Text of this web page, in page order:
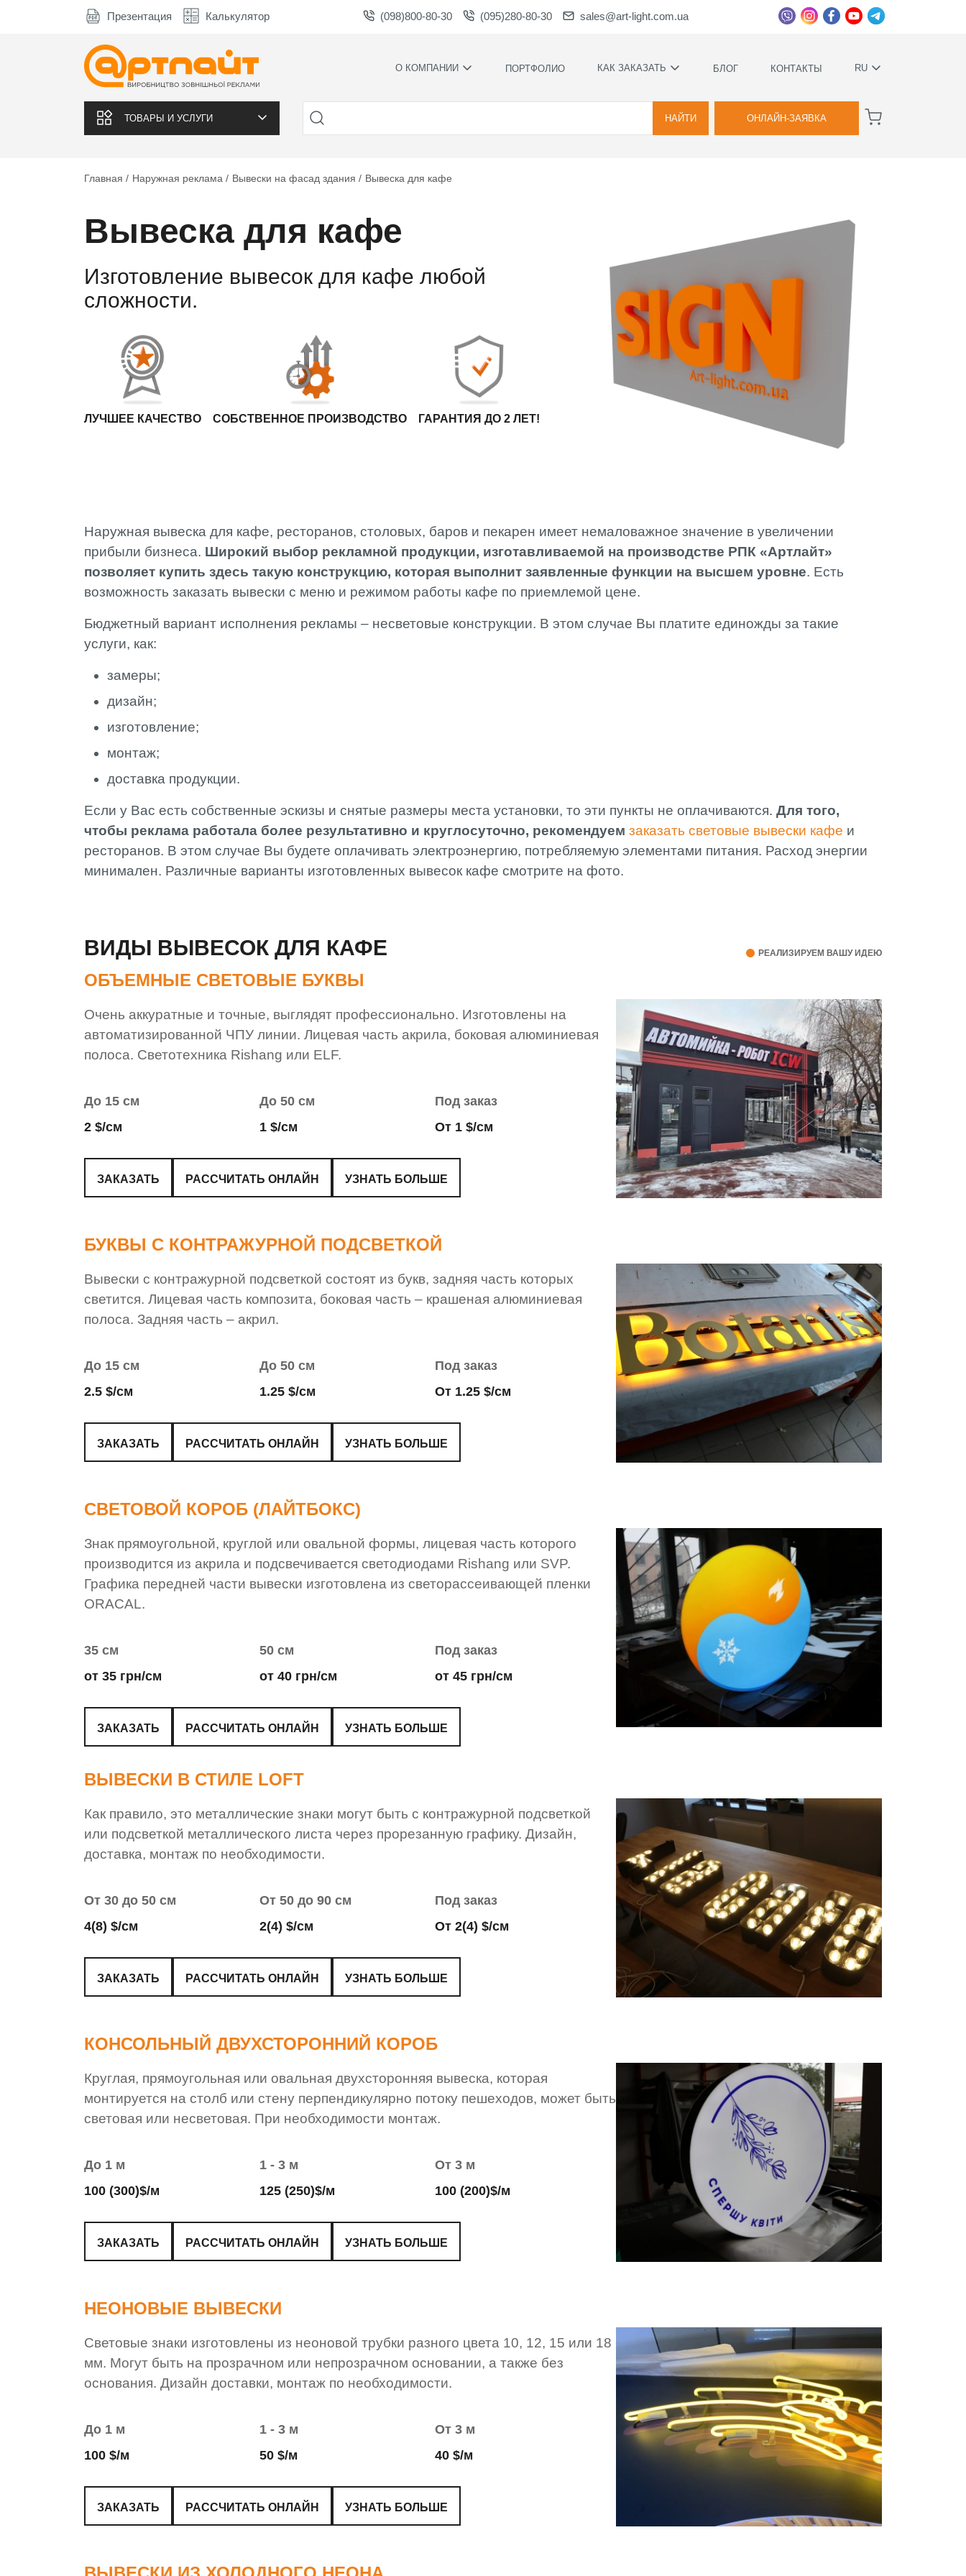
Презентация Калькулятор (098)800-80-30 (095)280-80-30 sales@art-light.com.ua
О КОМПАНИИ
БЛАГОДАРНОСТИ
ЗАГРУЗКИ
ПОРТФОЛИО КАК ЗАКАЗАТЬ
НАШИ
ГАРАНТИИ
МОНТАЖ СВОИМИ
СИЛАМИ
СПЕЦИАЛИСТАМИ
ОПЛАТА И
БЛОГ КОНТАКТЫ RU
РУССКИЙ
ТОВАРЫ И УСЛУГИ НАЙТИ ОНЛАЙН-ЗАЯВКА
Главная Наружная реклама Вывески на фасад здания Вывеска для кафе
Вывеска для кафе
Изготовление вывесок для кафе любой
сложности.
ЛУЧШЕЕ КАЧЕСТВО СОБСТВЕННОЕ ПРОИЗВОДСТВО ГАРАНТИЯ ДО 2 ЛЕТ!
Наружная вывеска для кафе, ресторанов, столовых, баров и пекарен имеет немаловажное значение в увеличении
прибыли бизнеса. Широкий выбор рекламной продукции, изготавливаемой на производстве РПК «Артлайт»
позволяет купить здесь такую конструкцию, которая выполнит заявленные функции на высшем уровне. Есть
возможность заказать вывески с меню и режимом работы кафе по приемлемой цене.
Бюджетный вариант исполнения рекламы – несветовые конструкции. В этом случае Вы платите единожды за такие
услуги, как:
замеры;
дизайн;
изготовление;
монтаж;
доставка продукции.
Если у Вас есть собственные эскизы и снятые размеры места установки, то эти пункты не оплачиваются. Для того,
чтобы реклама работала более результативно и круглосуточно, рекомендуем заказать световые вывески кафе и
ресторанов. В этом случае Вы будете оплачивать электроэнергию, потребляемую элементами питания. Расход энергии
минимален. Различные варианты изготовленных вывесок кафе смотрите на фото.
ВИДЫ ВЫВЕСОК ДЛЯ КАФЕ РЕАЛИЗИРУЕМ ВАШУ ИДЕЮ
ОБЪЕМНЫЕ СВЕТОВЫЕ БУКВЫ
Очень аккуратные и точные, выглядят профессионально. Изготовлены на
автоматизированной ЧПУ линии. Лицевая часть акрила, боковая алюминиевая
полоса. Светотехника Rishang или ELF.
До 15 см
2 $/см
До 50 см
1 $/см
Под заказ
От 1 $/см
ЗАКАЗАТЬ РАССЧИТАТЬ ОНЛАЙН УЗНАТЬ БОЛЬШЕ
БУКВЫ С КОНТРАЖУРНОЙ ПОДСВЕТКОЙ
Вывески с контражурной подсветкой состоят из букв, задняя часть которых
светится. Лицевая часть композита, боковая часть – крашеная алюминиевая
полоса. Задняя часть – акрил.
До 15 см
2.5 $/см
До 50 см
1.25 $/см
Под заказ
От 1.25 $/см
ЗАКАЗАТЬ РАССЧИТАТЬ ОНЛАЙН УЗНАТЬ БОЛЬШЕ
СВЕТОВОЙ КОРОБ (ЛАЙТБОКС)
Знак прямоугольной, круглой или овальной формы, лицевая часть которого
производится из акрила и подсвечивается светодиодами Rishang или SVP.
Графика передней части вывески изготовлена ​​из светорассеивающей пленки
ORACAL.
35 см
от 35 грн/см
50 см
от 40 грн/см
Под заказ
от 45 грн/см
ЗАКАЗАТЬ РАССЧИТАТЬ ОНЛАЙН УЗНАТЬ БОЛЬШЕ
ВЫВЕСКИ В СТИЛЕ LOFT
Как правило, это металлические знаки могут быть с контражурной подсветкой
или подсветкой металлического листа через прорезанную графику. Дизайн,
доставка, монтаж по необходимости.
От 30 до 50 см
4(8) $/см
От 50 до 90 см
2(4) $/см
Под заказ
От 2(4) $/см
ЗАКАЗАТЬ РАССЧИТАТЬ ОНЛАЙН УЗНАТЬ БОЛЬШЕ
КОНСОЛЬНЫЙ ДВУХСТОРОННИЙ КОРОБ
Круглая, прямоугольная или овальная двухсторонняя вывеска, которая
монтируется на столб или стену перпендикулярно потоку пешеходов, может быть
световая или несветовая. При необходимости монтаж.
До 1 м
100 (300)$/м
1 - 3 м
125 (250)$/м
От 3 м
100 (200)$/м
ЗАКАЗАТЬ РАССЧИТАТЬ ОНЛАЙН УЗНАТЬ БОЛЬШЕ
НЕОНОВЫЕ ВЫВЕСКИ
Световые знаки изготовлены из неоновой трубки разного цвета 10, 12, 15 или 18
мм. Могут быть на прозрачном или непрозрачном основании, а также без
основания. Дизайн доставки, монтаж по необходимости.
До 1 м
100 $/м
1 - 3 м
50 $/м
От 3 м
40 $/м
ЗАКАЗАТЬ РАССЧИТАТЬ ОНЛАЙН УЗНАТЬ БОЛЬШЕ